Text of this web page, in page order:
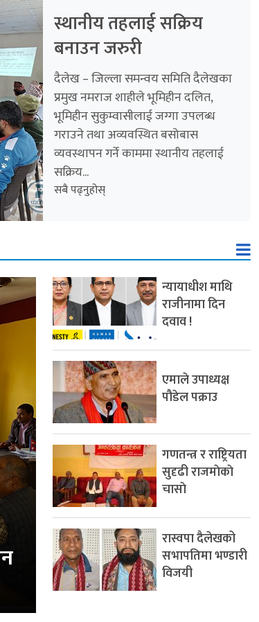
स्थानीय तहलाई सक्रिय
बनाउन जरुरी
दैलेख – जिल्ला समन्वय समिति दैलेखका
प्रमुख नमराज शाहीले भूमिहीन दलित,
भूमिहीन सुकुम्वासीलाई जग्गा उपलब्ध
गराउने तथा अव्यवस्थित बसोबास
व्यवस्थापन गर्ने काममा स्थानीय तहलाई
सक्रिय...
सबै पढ्नुहोस्
न्यायाधीश माथि
राजीनामा दिन
दवाव !
एमाले उपाध्यक्ष
पौडेल पक्राउ
गणतन्त्र र राष्ट्रियता
सुदृढी राजमाेकाे
चासाे
रास्वपा दैलेखको
सभापतिमा भण्डारी
विजयी